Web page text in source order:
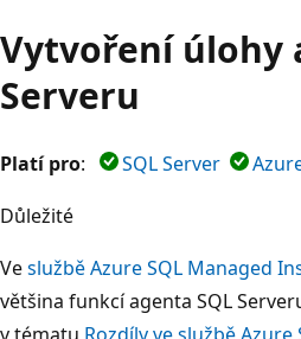
Vytvoření úlohy
Serveru
Platí pro: SQL Server
Důležité
Veslužbě Azure SQL Managed
většina funkcí agenta SQL
v tématu Rozdíly ve službě